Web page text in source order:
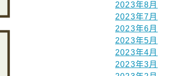
2023年8月
2023年7月
2023年6月
2023年5月
2023年4月
2023年3月